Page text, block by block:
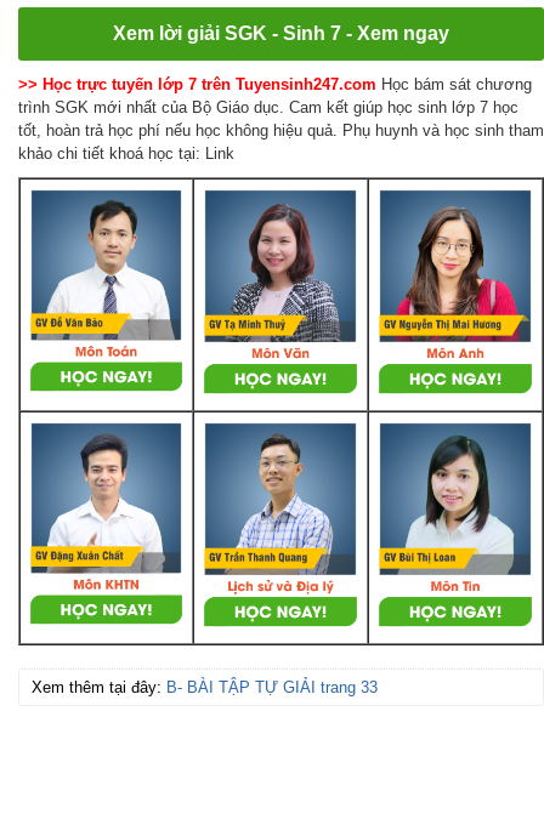
Xem lời giải SGK - Sinh 7 - Xem ngay
>> Học trực tuyến lớp 7 trên Tuyensinh247.com Học bám sát chương
trình SGK mới nhất của Bộ Giáo dục. Cam kết giúp học sinh lớp 7 học
tốt, hoàn trả học phí nếu học không hiệu quả. Phụ huynh và học sinh tham
khảo chi tiết khoá học tại: Link
Xem thêm tại đây: B- BÀI TẬP TỰ GIẢI trang 33